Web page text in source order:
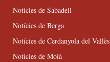
Notícies de Sabadell
Notícies de Berga
Notícies de Cerdanyola del Vallès
Notícies de Moià